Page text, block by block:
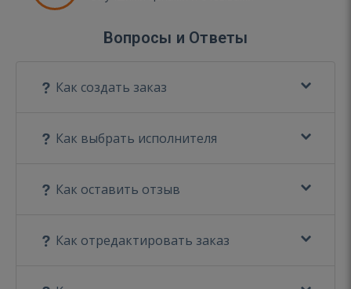
Вопросы и Ответы
Как создать заказ
Как выбрать исполнителя
Как оставить отзыв
Как отредактировать заказ